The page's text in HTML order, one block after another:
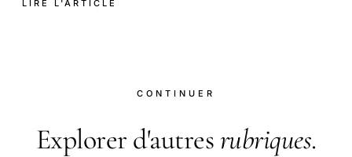
LIRE L'ARTICLE
CONTINUER
Explorer d'autresrubriques.